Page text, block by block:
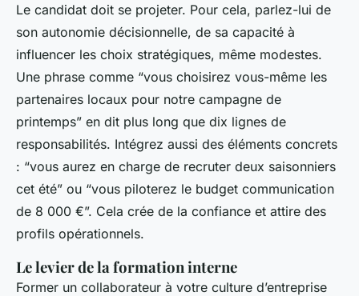
Le candidat doit se projeter. Pour cela, parlez-lui de
son autonomie décisionnelle, de sa capacité à
influencer les choix stratégiques, même modestes.
Une phrase comme “vous choisirez vous-même les
partenaires locaux pour notre campagne de
printemps” en dit plus long que dix lignes de
responsabilités. Intégrez aussi des éléments concrets
: “vous aurez en charge de recruter deux saisonniers
cet été” ou “vous piloterez le budget communication
de 8 000 €”. Cela crée de la confiance et attire des
profils opérationnels.
Le levier de la formation interne
Former un collaborateur à votre culture d’entreprise